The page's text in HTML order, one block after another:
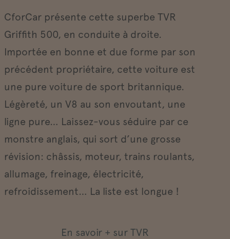
CforCar présente cette superbe TVR
Griffith 500, en conduite à droite.
Importée en bonne et due forme par son
précédent propriétaire, cette voiture est
une pure voiture de sport britannique.
Légèreté, un V8 au son envoutant, une
ligne pure… Laissez-vous séduire par ce
monstre anglais, qui sort d’une grosse
révision: châssis, moteur, trains roulants,
allumage, freinage, électricité,
refroidissement… La liste est longue !
En savoir + sur TVR